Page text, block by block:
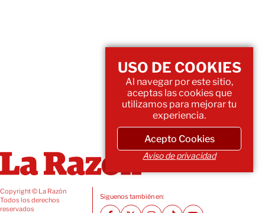
Copyright © La Razón
Todos los derechos
reservados
Siguenos también en:
USO DE COOKIES
Al navegar por este sitio,
aceptas las cookies que
utilizamos para mejorar tu
experiencia.
Acepto Cookies
Aviso de privacidad